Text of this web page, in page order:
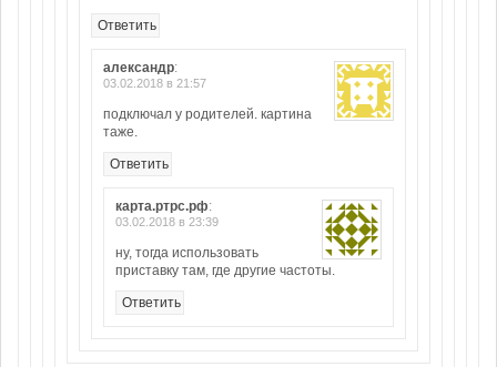
Ответить
александр:
03.02.2018 в 21:57
подключал у родителей. картина
таже.
Ответить
карта.ртрс.рф:
03.02.2018 в 23:39
ну, тогда использовать
приставку там, где другие частоты.
Ответить